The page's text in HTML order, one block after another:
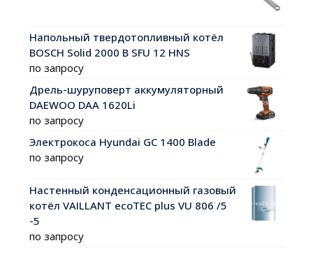
Напольный твердотопливный котёл
BOSCH Solid 2000 B SFU 12 HNS
по запросу
Дрель-шуруповерт аккумуляторный
DAEWOO DAA 1620Li
по запросу
Электрокоса Hyundai GC 1400 Blade
по запросу
Настенный конденсационный газовый
котёл VAILLANT ecoTEC plus VU 806 /5
-5
по запросу